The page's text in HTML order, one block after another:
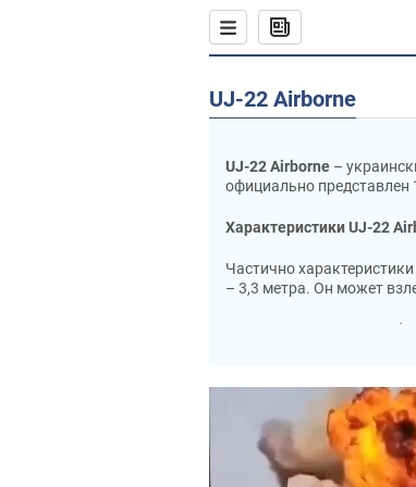
UJ-22 Airborne
UJ-22 Airborne –
официально
Характеристики UJ-22
Частично
– 3,3 метра. Он может
Оснащен двухтактным
БПЛА также способен
полета – всего 50
Максимальная